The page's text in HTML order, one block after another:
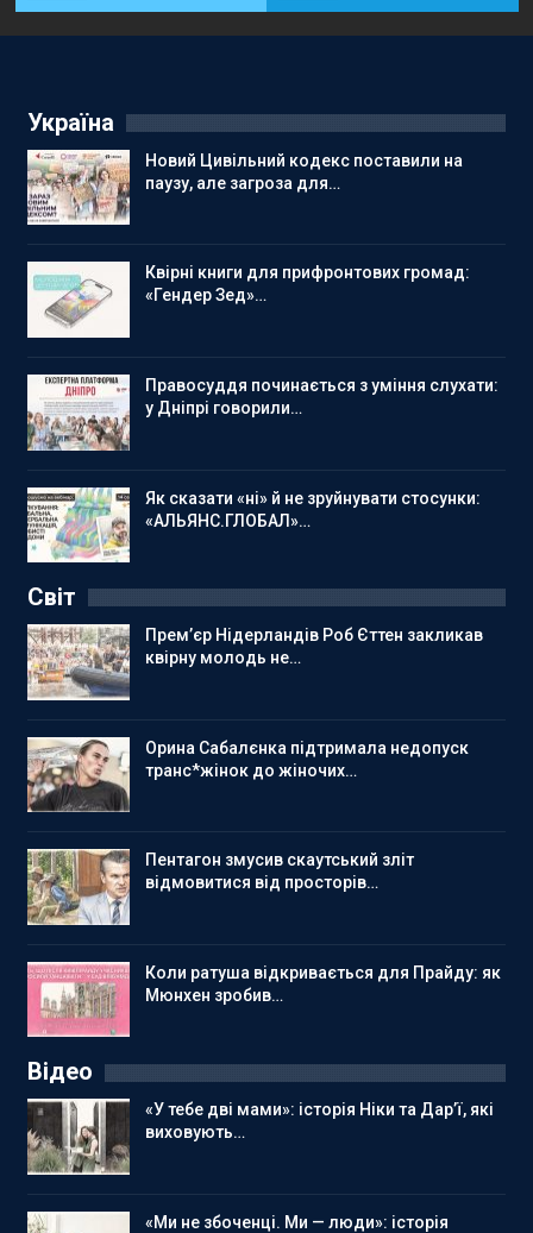
Україна
Новий Цивільний кодекс поставили на
паузу, але загроза для…
Квірні книги для прифронтових громад:
«Гендер Зед»…
Правосуддя починається з уміння слухати:
у Дніпрі говорили…
Як сказати «ні» й не зруйнувати стосунки:
«АЛЬЯНС.ГЛОБАЛ»…
Світ
Прем’єр Нідерландів Роб Єттен закликав
квірну молодь не…
Орина Сабалєнка підтримала недопуск
транс*жінок до жіночих…
Пентагон змусив скаутський зліт
відмовитися від просторів…
Коли ратуша відкривається для Прайду: як
Мюнхен зробив…
Відео
«У тебе дві мами»: історія Ніки та Дар’ї, які
виховують…
«Ми не збоченці. Ми — люди»: історія